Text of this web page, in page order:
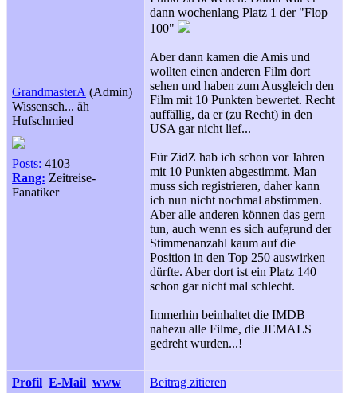
GrandmasterA (Admin)
Wissensch... äh
Hufschmied
Posts: 4103
Rang: Zeitreise-
Fanatiker
dann wochenlang Platz 1 der "Flop
100"
Aber dann kamen die Amis und
wollten einen anderen Film dort
sehen und haben zum Ausgleich den
Film mit 10 Punkten bewertet. Recht
auffällig, da er (zu Recht) in den
USA gar nicht lief...
Für ZidZ hab ich schon vor Jahren
mit 10 Punkten abgestimmt. Man
muss sich registrieren, daher kann
ich nun nicht nochmal abstimmen.
Aber alle anderen können das gern
tun, auch wenn es sich aufgrund der
Stimmenanzahl kaum auf die
Position in den Top 250 auswirken
dürfte. Aber dort ist ein Platz 140
schon gar nicht mal schlecht.
Immerhin beinhaltet die IMDB
nahezu alle Filme, die JEMALS
gedreht wurden...!
Profil E-Mail www Beitrag zitieren